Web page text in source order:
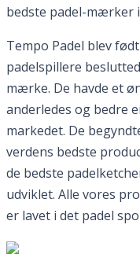
bedste padel-mærker
Tempo Padel blev
padelspillere
mærke. De havde et
anderledes og bedre
markedet. De
verdens bedste
de bedste
udviklet. Alle vores
er lavet i det padel